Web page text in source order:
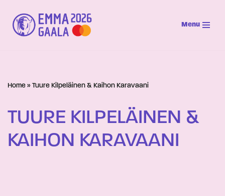
Siirry
suoraan
Menu
Home » Tuure Kilpeläinen & Kaihon Karavaani
TUURE KILPELÄINEN &
KAIHON KARAVAANI